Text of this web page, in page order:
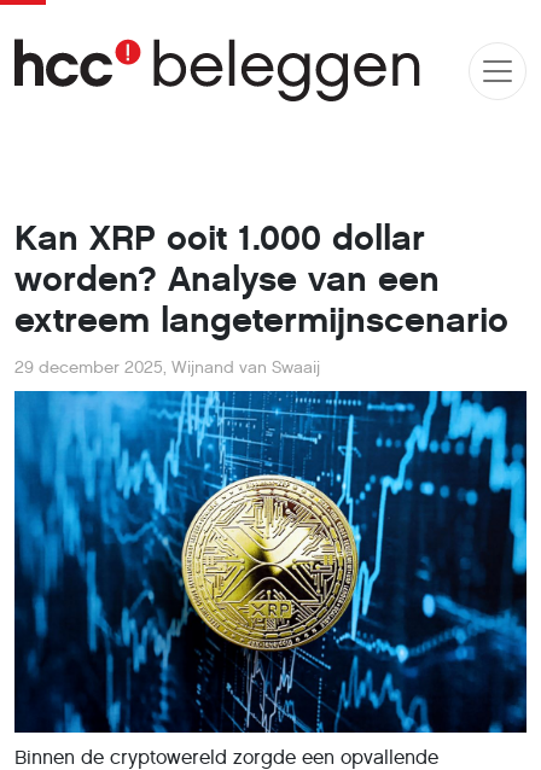
Kan XRP ooit 1.000 dollar
worden? Analyse van een
extreem langetermijnscenario
29 december 2025, Wijnand van Swaaij
Binnen de cryptowereld zorgde een opvallende